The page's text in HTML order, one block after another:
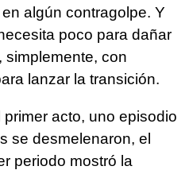
algún contragolpe. Y
poco para dañar
simplemente, con
lanzar la transición.
acto, uno episodio
se desmelenaron, el
periodo mostró la